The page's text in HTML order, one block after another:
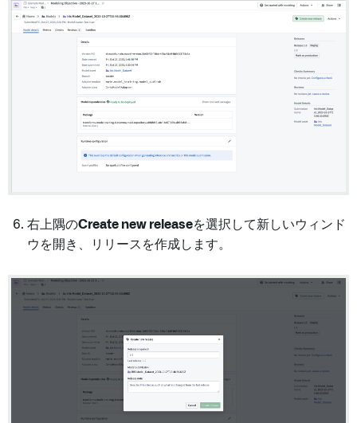
右上隅のCreate new releaseを選択して新しいウィンド
ウを開き、リリースを作成します。